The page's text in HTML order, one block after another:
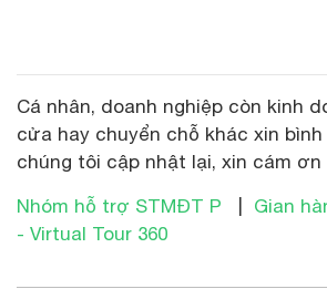
Cá nhân, doanh nghiệp còn kinh
cửa hay chuyển chỗ khác xin
chúng tôi cập nhật lại, xin cám ơn
Nhóm hỗ trợ STMĐT P
Gian
- Virtual Tour 360